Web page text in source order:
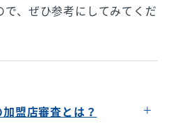
、ぜひ参考にしてみてくだ
盟店審査とは？